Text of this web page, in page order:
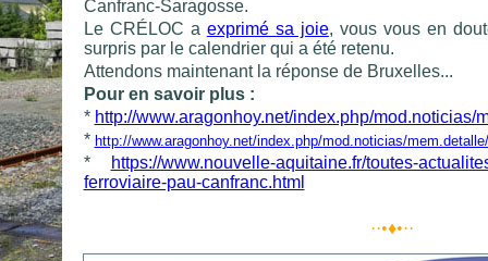
Canfranc-Saragosse.
Le CRÉLOC a exprimé sa joie, vous vous en
surpris par le calendrier qui a été retenu.
Attendons maintenant la réponse de Bruxelles...
Pour en savoir plus :
* http://www.aragonhoy.net/index.php/mod.noticias/
* http://www.aragonhoy.net/index.php/mod.noticias/
*
https://www.nouvelle-aquitaine.fr/toutes-
ferroviaire-pau-canfranc.html
··•♦•··